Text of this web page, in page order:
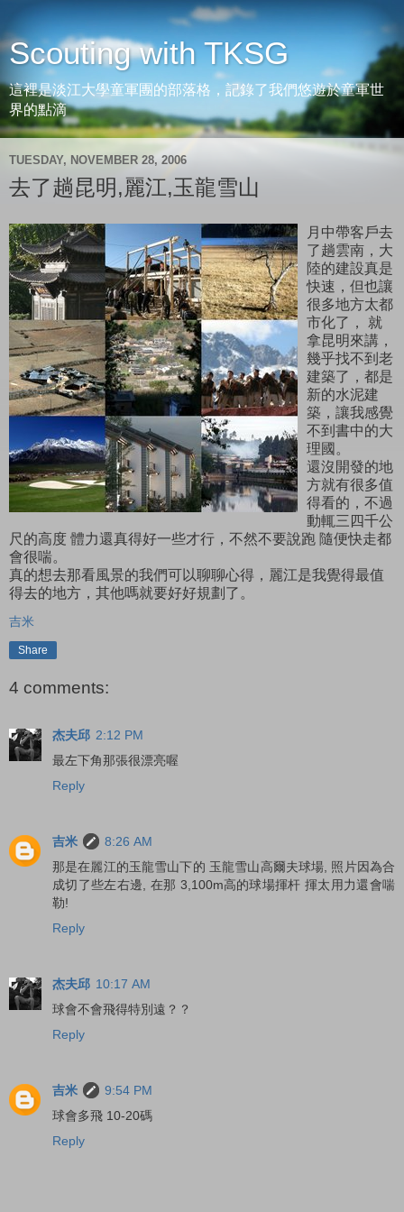
Scouting with TKSG
這裡是淡江大學童軍團的部落格，記錄了我們悠遊於童軍世
界的點滴
TUESDAY, NOVEMBER 28, 2006
去了趟昆明,麗江,玉龍雪山
月中帶客戶去
了趟雲南，大
陸的建設真是
快速，但也讓
很多地方太都
市化了， 就
拿昆明來講，
幾乎找不到老
建築了，都是
新的水泥建
築，讓我感覺
不到書中的大
理國。
還沒開發的地
方就有很多值
得看的，不過
動輒三四千公
尺的高度 體力還真得好一些才行，不然不要說跑 隨便快走都
會很喘。
真的想去那看風景的我們可以聊聊心得，麗江是我覺得最值
得去的地方，其他嗎就要好好規劃了。
吉米
Share
4 comments:
杰夫邱 2:12 PM
最左下角那張很漂亮喔
Reply
吉米
8:26 AM
那是在麗江的玉龍雪山下的 玉龍雪山高爾夫球場, 照片因為合
成切了些左右邊, 在那 3,100m高的球場揮杆 揮太用力還會喘
勒!
Reply
杰夫邱 10:17 AM
球會不會飛得特別遠？？
Reply
吉米
9:54 PM
球會多飛 10-20碼
Reply